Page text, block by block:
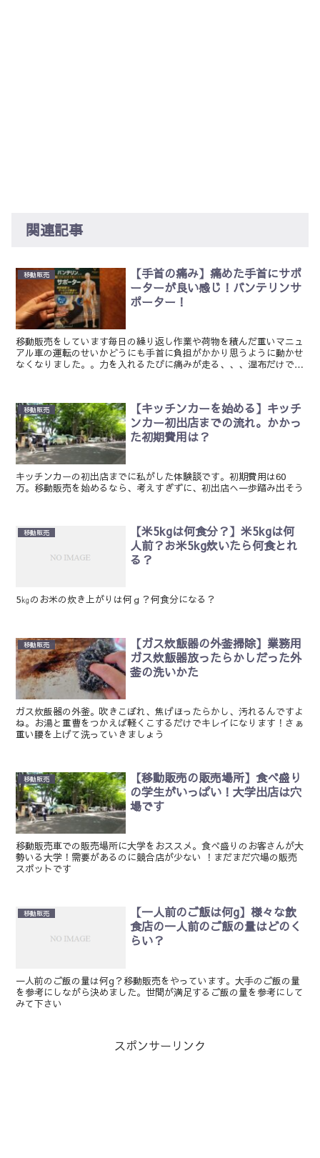
関連記事
移動販売
【手首の痛み】痛めた手首にサポ
ーターが良い感じ！バンテリンサ
ポーター！
移動販売をしています毎日の繰り返し作業や荷物を積んだ重いマニュ
アル車の運転のせいかどうにも手首に負担がかかり思うように動かせ
なくなりました。。力を入れるたびに痛みが走る、、、湿布だけでは
移動販売
【キッチンカーを始める】キッチ
ンカー初出店までの流れ。かかっ
た初期費用は？
キッチンカーの初出店までに私がした体験談です。初期費用は60
万。移動販売を始めるなら、考えすぎずに、初出店へ一歩踏み出そう
移動販売
【米5kgは何食分？】米5kgは何
人前？お米5kg炊いたら何食とれ
る？
5㎏のお米の炊き上がりは何ｇ？何食分になる？
移動販売
【ガス炊飯器の外釜掃除】業務用
ガス炊飯器放ったらかしだった外
釜の洗いかた
ガス炊飯器の外釜。吹きこぼれ、焦げほったらかし、汚れるんですよ
ね。お湯と重曹をつかえば軽くこするだけでキレイになります！さぁ
重い腰を上げて洗っていきましょう
移動販売
【移動販売の販売場所】食べ盛り
の学生がいっぱい！大学出店は穴
場です
移動販売車での販売場所に大学をおススメ。食べ盛りのお客さんが大
勢いる大学！需要があるのに競合店が少ない ！まだまだ穴場の販売
スポットです
移動販売
【一人前のご飯は何g】様々な飲
食店の一人前のご飯の量はどのく
らい？
一人前のご飯の量は何g？移動販売をやっています。大手のご飯の量
を参考にしながら決めました。世間が満足するご飯の量を参考にして
みて下さい
スポンサーリンク